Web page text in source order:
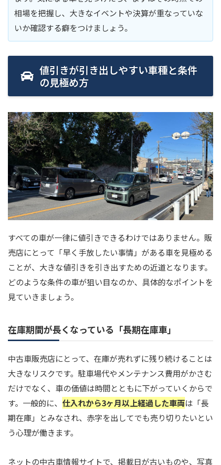
相場を把握し、大きなイベントや決算が重なっていな
いか確認する癖をつけましょう。
値引きが引き出しやすい車種と条件
の見極め方
すべての車が一律に値引きできるわけではありません。販
売店にとって「早く手放したい事情」がある車を見極める
ことが、大きな値引きを引き出すための近道となります。
どのような条件の車が狙い目なのか、具体的なポイントを
見ていきましょう。
在庫期間が長くなっている「長期在庫車」
中古車販売店にとって、在庫が売れずに残り続けることは
大きなリスクです。駐車場代やメンテナンス費用がかさむ
だけでなく、車の価値は時間とともに下がっていくからで
す。一般的に、 仕入れから3ヶ月以上経過した車両は「長
期在庫」とみなされ、赤字を出してでも売り切りたいとい
う心理が働きます。
ネットの中古車情報サイトで、掲載日が古いものや、写真